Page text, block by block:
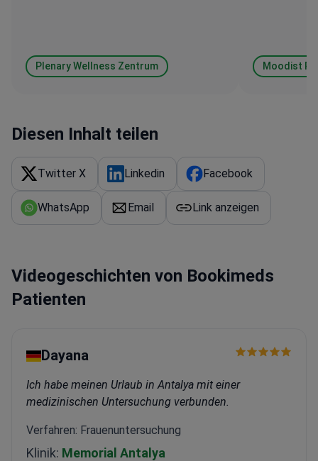
Medikamente, die nicht im Grundpreis
enthalten waren.
Plenary Wellness Zentrum
etwas
gute Wahl
Diesen Inhalt teilen
Twitter X Linkedin Facebook
WhatsApp Email Link anzeigen
Videogeschichten von Bookimeds
Patienten
Dayana
Ich habe meinen Urlaub in Antalya mit einer
medizinischen Untersuchung verbunden.
Verfahren: Frauenuntersuchung
Klinik: Memorial Antalya